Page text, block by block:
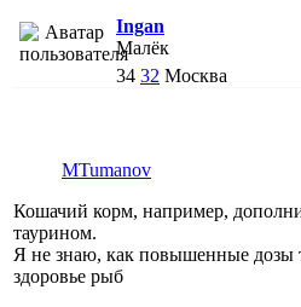
Ingan
Малёк
34 32 Москва
MTumanov
Кошачий корм, например,
таурином.
Я не знаю, как повышенные дозы
здоровье рыб